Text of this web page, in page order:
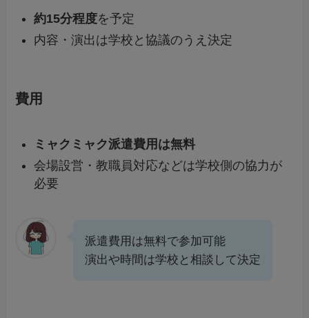
約15分程度を予定
内容・演出は学校と協議のうえ決定
費用
ミャクミャク派遣費用は無料
会場設営・教職員対応などは学校側の協力が
必要
派遣費用は無料で参加可能
演出や時間は学校と相談して決定